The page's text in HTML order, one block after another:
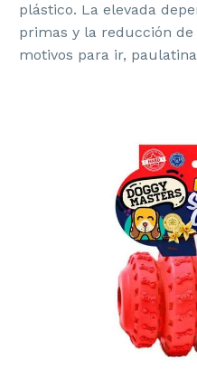
plástico. La elevada
primas y la reducción de
motivos para ir,